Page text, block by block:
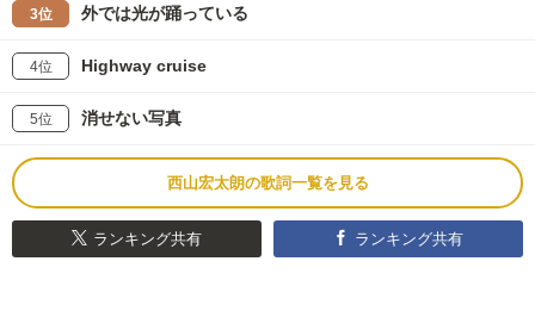
3位 外では光が踊っている
4位 Highway cruise
5位 消せない写真
西山宏太朗の歌詞一覧を見る
ランキング共有 ランキング共有